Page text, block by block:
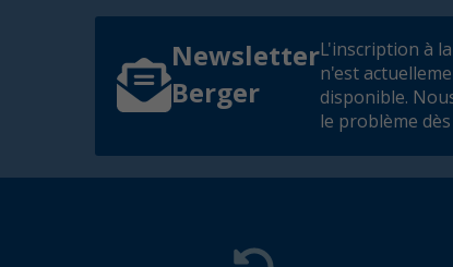
Newsletter
Berger
L'inscription à
n'est
disponible.
le problème